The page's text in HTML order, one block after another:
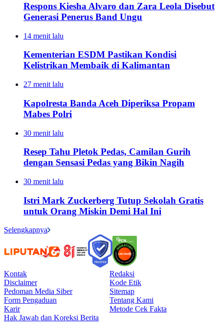
Respons Kiesha Alvaro dan Zara Leola Disebut
Generasi Penerus Band Ungu
14 menit lalu
Kementerian ESDM Pastikan Kondisi
Kelistrikan Membaik di Kalimantan
27 menit lalu
Kapolresta Banda Aceh Diperiksa Propam
Mabes Polri
30 menit lalu
Resep Tahu Pletok Pedas, Camilan Gurih
dengan Sensasi Pedas yang Bikin Nagih
30 menit lalu
Istri Mark Zuckerberg Tutup Sekolah Gratis
untuk Orang Miskin Demi Hal Ini
Selengkapnya
Kontak
Redaksi
Disclaimer
Kode Etik
Pedoman Media Siber
Sitemap
Form Pengaduan
Tentang Kami
Karir
Metode Cek Fakta
Hak Jawab dan Koreksi Berita